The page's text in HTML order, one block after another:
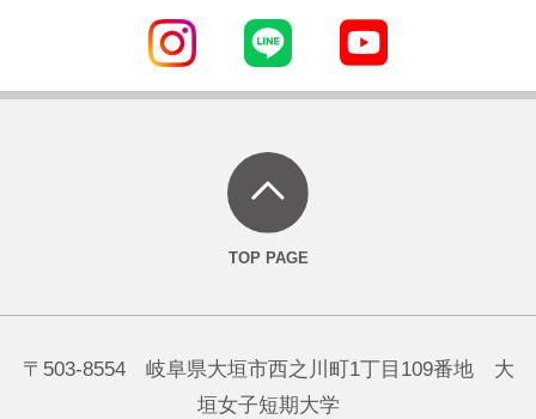
〒503-8554 岐阜県大垣市西之川町1丁目109番地 大
垣女子短期大学